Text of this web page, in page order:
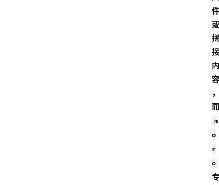
件
或
拼
接
内
容
，
而
m
o
r
e
专